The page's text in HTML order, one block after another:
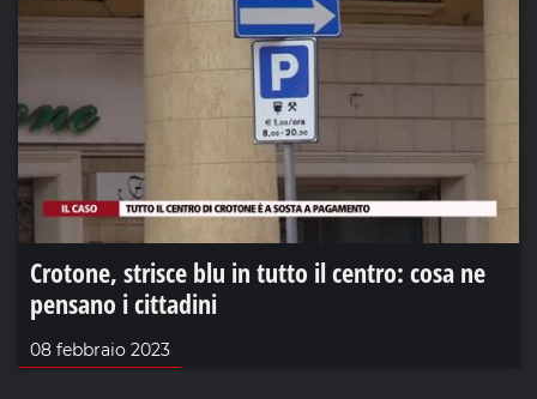
Crotone, strisce blu in tutto il centro: cosa ne
pensano i cittadini
08 febbraio 2023